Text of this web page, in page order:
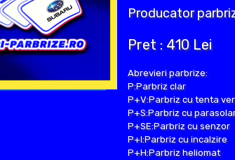
Producator
Pret : 410 Lei
Abrevieri parbrize:
P:Parbriz clar
P+V:Parbriz cu tenta
P+S:Parbriz cu
P+SE:Parbriz cu senzor
P+I:Parbriz cu incalzire
P+H:Parbriz heliomat